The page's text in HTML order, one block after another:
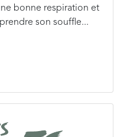
bonne respiration et
son souffle...